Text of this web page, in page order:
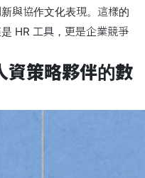
與協作文化表現。這樣的
HR 工具，更是企業競爭
資策略夥伴的數